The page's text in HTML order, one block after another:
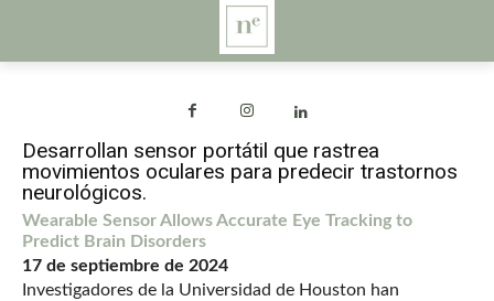
Desarrollan sensor portátil que rastrea
movimientos oculares para predecir trastornos
neurológicos.
Wearable Sensor Allows Accurate Eye Tracking to
Predict Brain Disorders
17 de septiembre de 2024
Investigadores de la Universidad de Houston han